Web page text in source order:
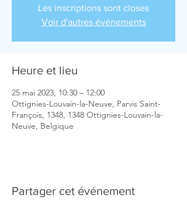
Les inscriptions sont closes
Voir d'autres événements
Heure et lieu
25 mai 2023, 10:30 – 12:00
Ottignies-Louvain-la-Neuve, Parvis Saint-
François, 1348, 1348 Ottignies-Louvain-la-
Neuve, Belgique
Partager cet événement